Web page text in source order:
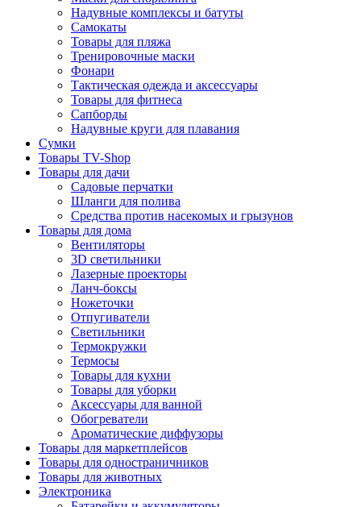
Надувные комплексы и батуты
Самокаты
Товары для пляжа
Тренировочные маски
Фонари
Тактическая одежда и аксессуары
Товары для фитнеса
Сапборды
Надувные круги для плавания
Сумки
Товары TV-Shop
Товары для дачи
Садовые перчатки
Шланги для полива
Средства против насекомых и грызунов
Товары для дома
Вентиляторы
3D светильники
Лазерные проекторы
Ланч-боксы
Ножеточки
Отпугиватели
Светильники
Термокружки
Термосы
Товары для кухни
Товары для уборки
Аксессуары для ванной
Обогреватели
Ароматические диффузоры
Товары для маркетплейсов
Товары для одностраничников
Товары для животных
Электроника